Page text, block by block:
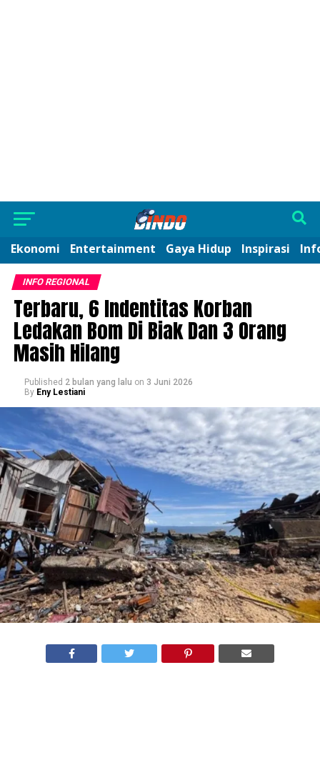
Ekonomi Entertainment Gaya Hidup Inspirasi
INFO REGIONAL
Terbaru, 6 Indentitas Korban
Ledakan Bom Di Biak Dan 3 Orang
Masih Hilang
Published 2 bulan yang lalu on 3 Juni 2026
By Eny Lestiani